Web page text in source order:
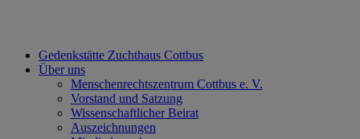
Gedenkstätte Zuchthaus Cottbus
Über uns
Menschenrechtszentrum Cottbus e. V.
Vorstand und Satzung
Wissenschaftlicher Beirat
Auszeichnungen